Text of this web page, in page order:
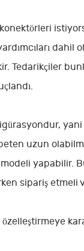
Tedarikçiler
uzun
yapabilir.
sipariş etmeli
özelleştirmeye